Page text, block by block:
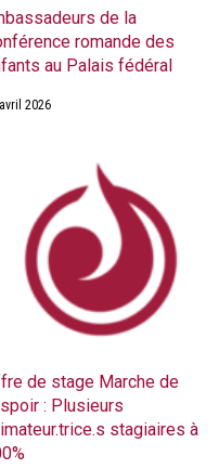
de la
romande des
au Palais fédéral
2026
de stage Marche de
: Plusieurs
stagiaires à